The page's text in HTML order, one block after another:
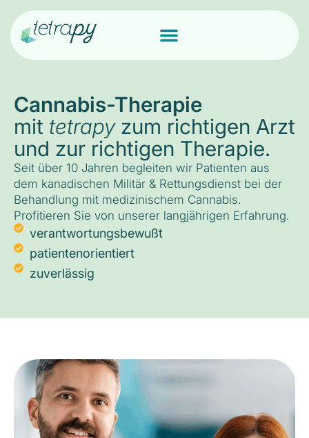
Cannabis-Therapie
mit tetrapyzum richtigen Arzt
und zur richtigen Therapie.
Seit über 10 Jahren begleiten wir Patienten aus
dem kanadischen Militär & Rettungsdienst bei der
Behandlung mit medizinischem Cannabis.
Profitieren Sie von unserer langjährigen Erfahrung.
verantwortungsbewußt
patientenorientiert
zuverlässig